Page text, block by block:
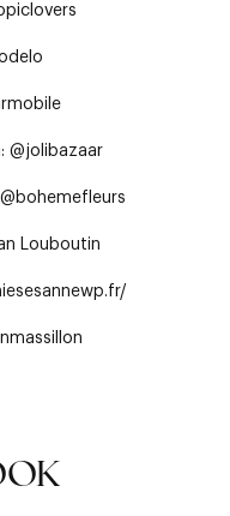
@jolibazaar
@bohemefleurs
Louboutin